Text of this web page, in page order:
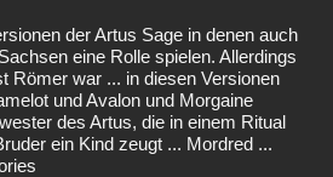
der Artus Sage in denen auch
eine Rolle spielen. Allerdings
Römer war ... in diesen Versionen
und Avalon und Morgaine
des Artus, die in einem Ritual
ein Kind zeugt ... Mordred ...